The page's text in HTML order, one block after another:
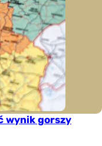
wynik gorszy